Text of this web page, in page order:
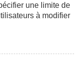
une limite de
à modifier